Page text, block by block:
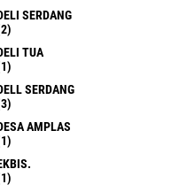
SERDANG
TUA
SERDANG
AMPLAS